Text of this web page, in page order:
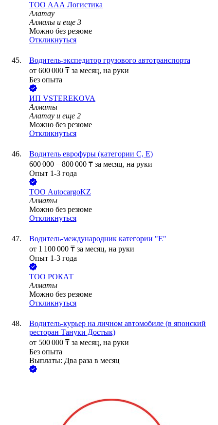
ТОО ААА Логистика
Алатау
Алмалы и еще 3
Можно без резюме
Откликнуться
Водитель-экспедитор грузового автотранспорта
от 600 000 ₸ за месяц, на руки
Без опыта
ИП VSTEREKOVA
Алматы
Алатау и еще 2
Можно без резюме
Откликнуться
Водитель еврофуры (категории C, E)
600 000 – 800 000 ₸ за месяц, на руки
Опыт 1-3 года
ТОО AutocargoKZ
Алматы
Можно без резюме
Откликнуться
Водитель-международник категории "E"
от 1 100 000 ₸ за месяц, на руки
Опыт 1-3 года
ТОО РОКАТ
Алматы
Можно без резюме
Откликнуться
Водитель-курьер на личном автомобиле (в японский
ресторан Тануки Достык)
от 500 000 ₸ за месяц, на руки
Без опыта
Выплаты: Два раза в месяц